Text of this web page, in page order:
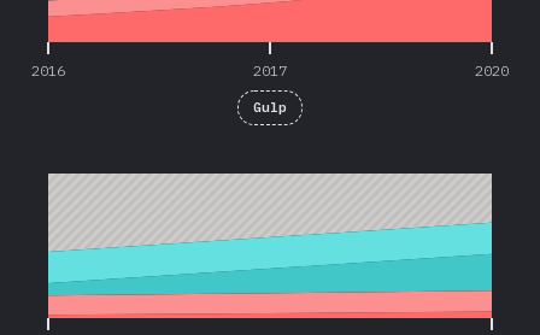
2016 2017 2020
Gulp